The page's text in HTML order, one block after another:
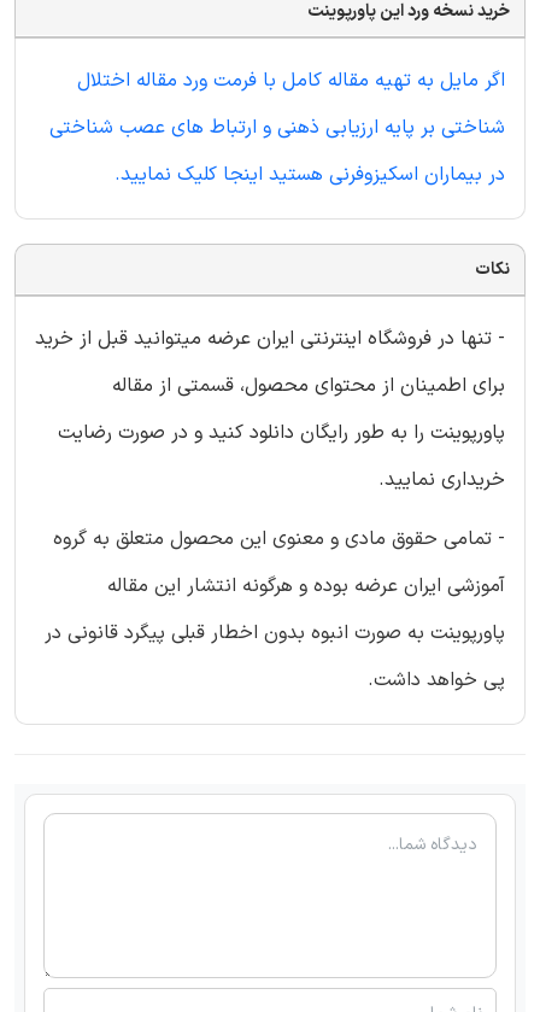
خرید نسخه ورد این پاورپوینت
اگر مایل به تهیه مقاله کامل با فرمت ورد مقاله اختلال
شناختی بر پایه ارزیابی ذهنی و ارتباط های عصب شناختی
در بیماران اسکیزوفرنی هستید اینجا کلیک نمایید.
نکات
- تنها در فروشگاه اینترنتی ایران عرضه میتوانید قبل از خرید
برای اطمینان از محتوای محصول، قسمتی از مقاله
پاورپوینت را به طور رایگان دانلود کنید و در صورت رضایت
خریداری نمایید.
- تمامی حقوق مادی و معنوی این محصول متعلق به گروه
آموزشی ایران عرضه بوده و هرگونه انتشار این مقاله
پاورپوینت به صورت انبوه بدون اخطار قبلی پیگرد قانونی در
پی خواهد داشت.